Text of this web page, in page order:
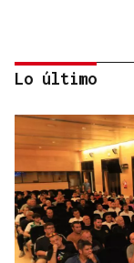
ENTREVISTA
Lo último